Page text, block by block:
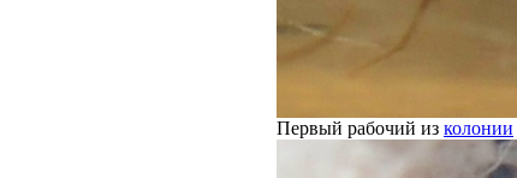
Первый рабочий из колонии